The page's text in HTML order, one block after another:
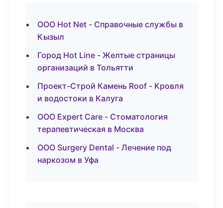
ООО Hot Net - Справочные службы в
Кызыл
Город Hot Line - Желтые страницы
организаций в Тольятти
Проект-Строй Камень Roof - Кровля
и водостоки в Калуга
ООО Expert Care - Стоматология
терапевтическая в Москва
ООО Surgery Dental - Лечение под
наркозом в Уфа